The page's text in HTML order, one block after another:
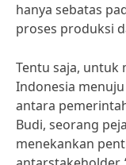
hanya sebatas
proses produksi
Tentu saja, untuk
Indonesia
antara
Budi, seorang
menekankan